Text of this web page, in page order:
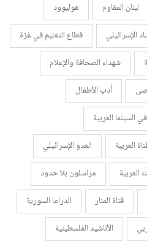
لبنان المقاوم
هوليوود
الإسرائيلي
قطاع التعليم في غزة
شهداء الصحافة والإعلام
أدب الأطفال
السينما العربية
العربية
العدو الإسرائيلي
العربية
مراسلون بلا حدود
قناة المنار
الدراما السورية
الأناشيد الفلسطينية